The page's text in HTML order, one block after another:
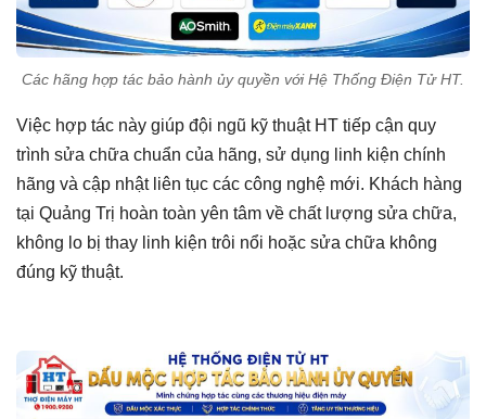
Các hãng hợp tác bảo hành ủy quyền với Hệ Thống Điện Tử HT.
Việc hợp tác này giúp đội ngũ kỹ thuật HT tiếp cận quy
trình sửa chữa chuẩn của hãng, sử dụng linh kiện chính
hãng và cập nhật liên tục các công nghệ mới. Khách hàng
tại Quảng Trị hoàn toàn yên tâm về chất lượng sửa chữa,
không lo bị thay linh kiện trôi nổi hoặc sửa chữa không
đúng kỹ thuật.